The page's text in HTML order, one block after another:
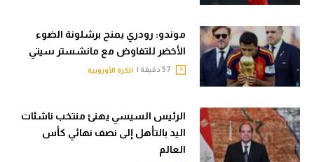
موندو: رودري يمنح برشلونة الضوء
الأخضر للتفاوض مع مانشستر سيتي
الكرة الأوروبية
الرئيس السيسي يهنئ منتخب ناشئات
اليد بالتأهل إلى نصف نهائي كأس
العالم